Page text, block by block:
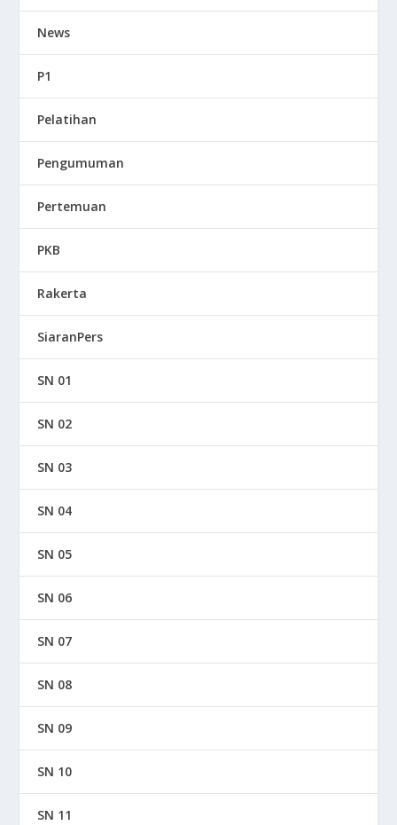
News
P1
Pelatihan
Pengumuman
Pertemuan
PKB
Rakerta
SiaranPers
SN 01
SN 02
SN 03
SN 04
SN 05
SN 06
SN 07
SN 08
SN 09
SN 10
SN 11